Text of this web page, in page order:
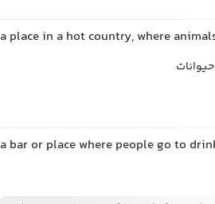
a place in a hot country, where
a bar or place where people go to